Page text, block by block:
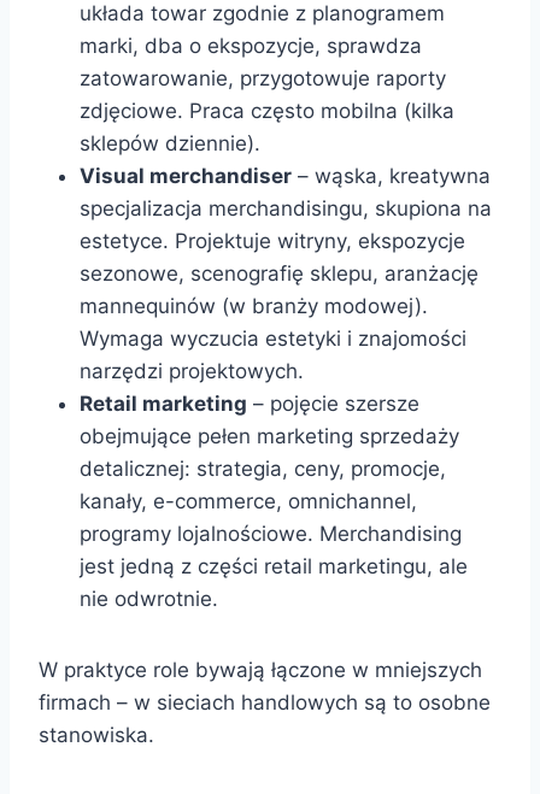
układa towar zgodnie z planogramem
marki, dba o ekspozycje, sprawdza
zatowarowanie, przygotowuje raporty
zdjęciowe. Praca często mobilna (kilka
sklepów dziennie).
Visual merchandiser – wąska, kreatywna
specjalizacja merchandisingu, skupiona na
estetyce. Projektuje witryny, ekspozycje
sezonowe, scenografię sklepu, aranżację
mannequinów (w branży modowej).
Wymaga wyczucia estetyki i znajomości
narzędzi projektowych.
Retail marketing – pojęcie szersze
obejmujące pełen marketing sprzedaży
detalicznej: strategia, ceny, promocje,
kanały, e-commerce, omnichannel,
programy lojalnościowe. Merchandising
jest jedną z części retail marketingu, ale
nie odwrotnie.
W praktyce role bywają łączone w mniejszych
firmach – w sieciach handlowych są to osobne
stanowiska.